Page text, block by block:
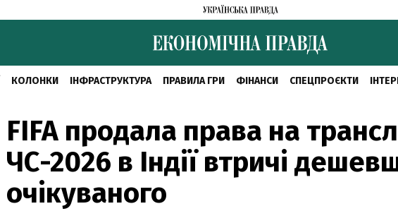
КОЛОНКИ ІНФРАСТРУКТУРА ПРАВИЛА ГРИ ФІНАНСИ СПЕЦПРОЄКТИ
FIFA продала права на
ЧС-2026 в Індії втричі
очікуваного